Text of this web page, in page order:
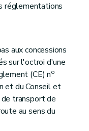
réglementations
aux concessions
sur l'octroi d'une
(CE) no
et du Conseil et
de transport de
au sens du